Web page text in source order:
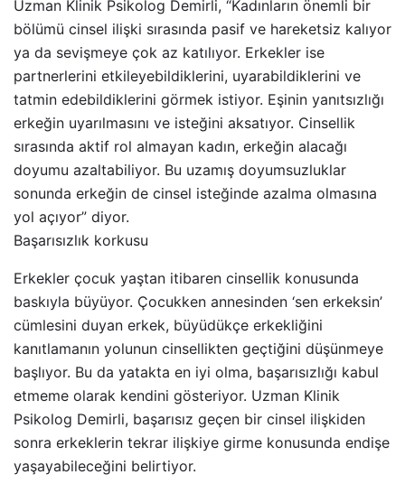
Uzman Klinik Psikolog Demirli, “Kadınların önemli bir
bölümü cinsel ilişki sırasında pasif ve hareketsiz kalıyor
ya da sevişmeye çok az katılıyor. Erkekler ise
partnerlerini etkileyebildiklerini, uyarabildiklerini ve
tatmin edebildiklerini görmek istiyor. Eşinin yanıtsızlığı
erkeğin uyarılmasını ve isteğini aksatıyor. Cinsellik
sırasında aktif rol almayan kadın, erkeğin alacağı
doyumu azaltabiliyor. Bu uzamış doyumsuzluklar
sonunda erkeğin de cinsel isteğinde azalma olmasına
yol açıyor” diyor.
Başarısızlık korkusu
Erkekler çocuk yaştan itibaren cinsellik konusunda
baskıyla büyüyor. Çocukken annesinden ‘sen erkeksin’
cümlesini duyan erkek, büyüdükçe erkekliğini
kanıtlamanın yolunun cinsellikten geçtiğini düşünmeye
başlıyor. Bu da yatakta en iyi olma, başarısızlığı kabul
etmeme olarak kendini gösteriyor. Uzman Klinik
Psikolog Demirli, başarısız geçen bir cinsel ilişkiden
sonra erkeklerin tekrar ilişkiye girme konusunda endişe
yaşayabileceğini belirtiyor.